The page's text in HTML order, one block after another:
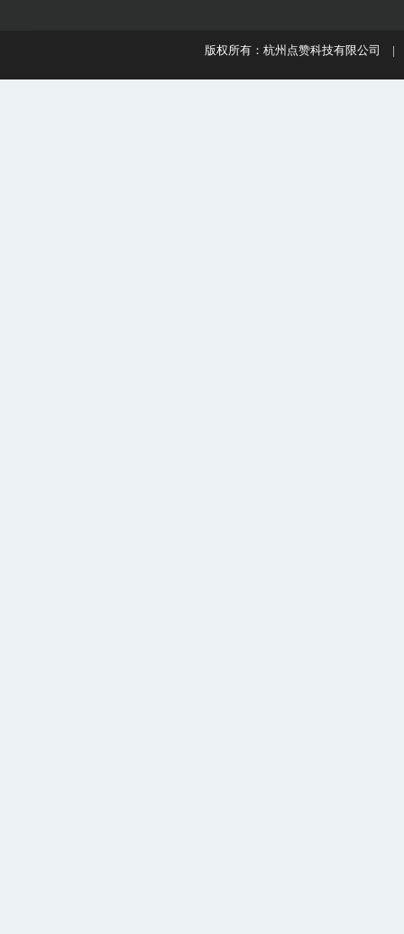
版权所有：杭州点赞科技有限公司